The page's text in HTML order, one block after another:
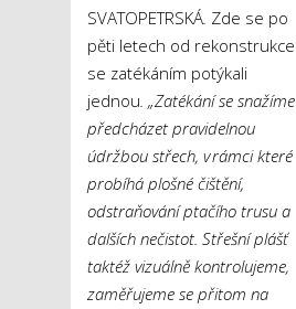
SVATOPETRSKÁ. Zde se po
pěti letech od rekonstrukce
se zatékáním potýkali
jednou. „Zatékání se snažíme
předcházet pravidelnou
údržbou střech, v rámci které
probíhá plošné čištění,
odstraňování ptačího trusu a
dalších nečistot. Střešní plášť
taktéž vizuálně kontrolujeme,
zaměřujeme se přitom na